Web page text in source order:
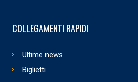
COLLEGAMENTI RAPIDI
Ultime news
Biglietti